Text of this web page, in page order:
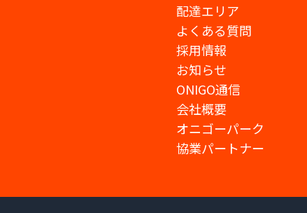
配達エリア
よくある質問
採用情報
お知らせ
ONIGO通信
会社概要
オニゴーパーク
協業パートナー